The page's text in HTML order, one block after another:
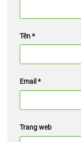
Tên*
Email *
Trang web